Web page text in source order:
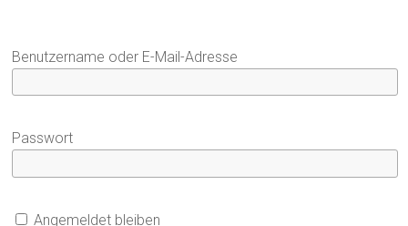
Benutzername oder E-Mail-Adresse
Passwort
Angemeldet bleiben